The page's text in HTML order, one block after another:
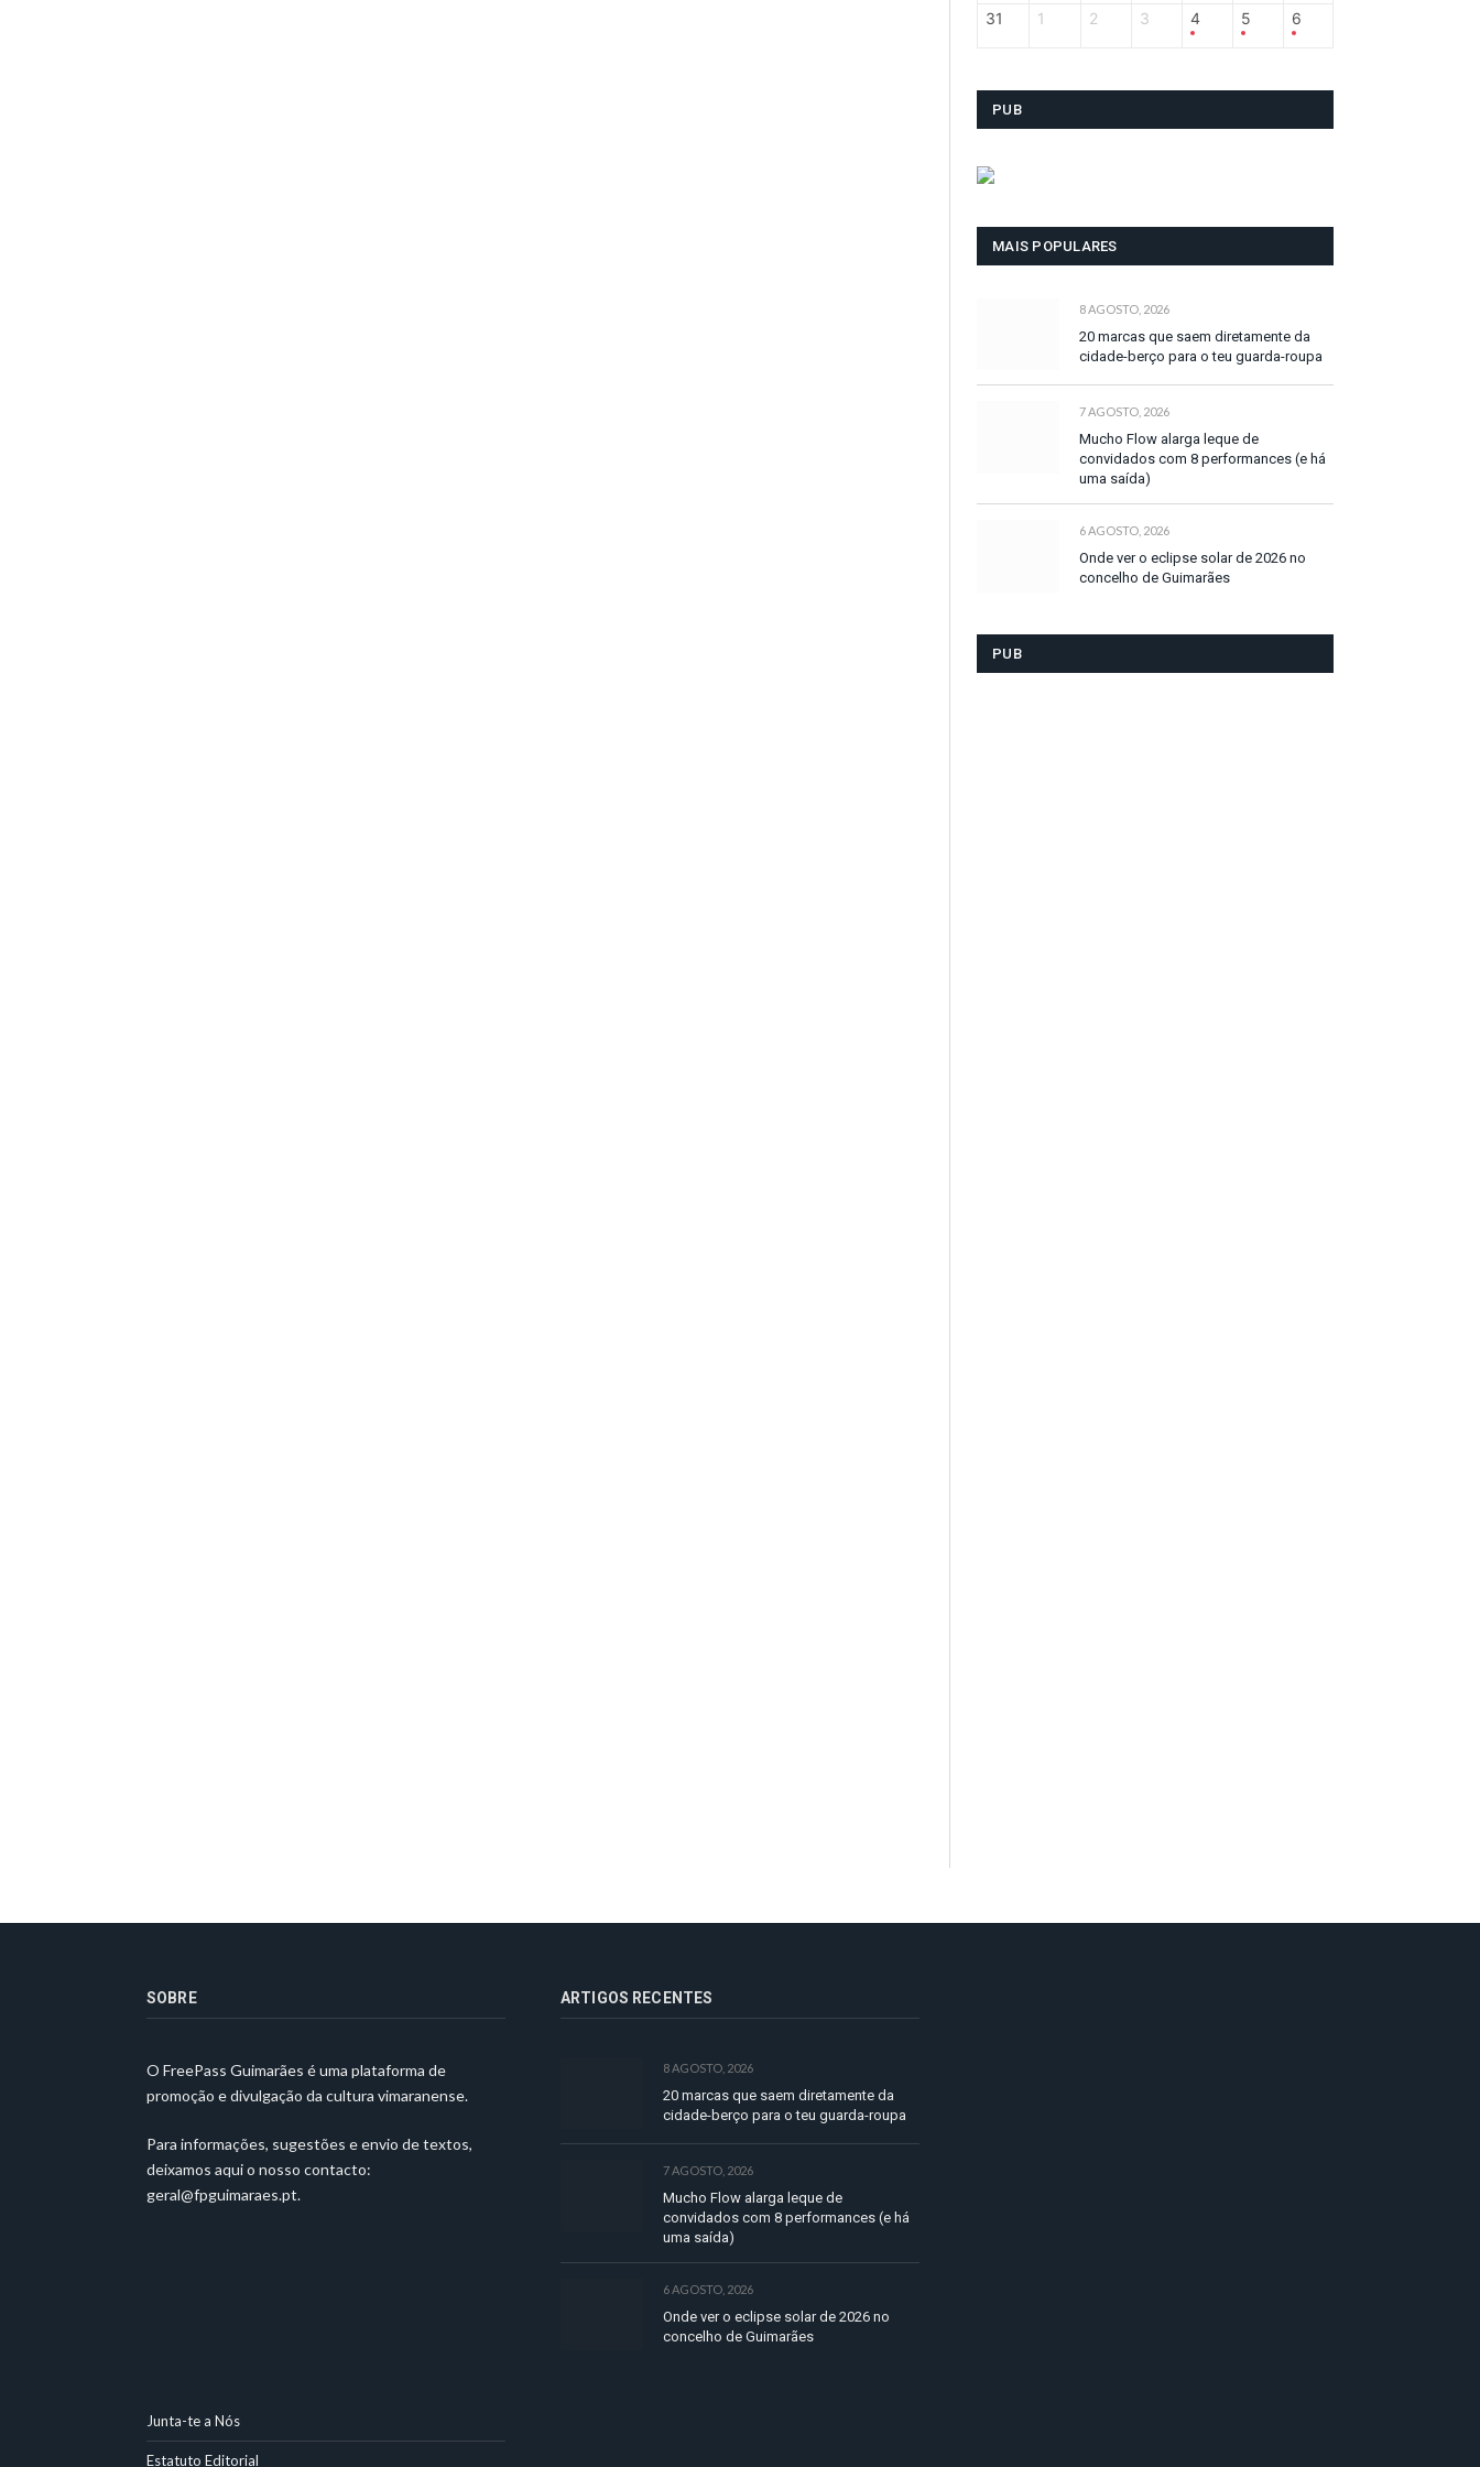
31 1 2 3 4 5 6
PUB
MAIS POPULARES
8 AGOSTO, 2026
20 marcas que saem diretamente da
cidade-berço para o teu guarda-roupa
7 AGOSTO, 2026
Mucho Flow alarga leque de
convidados com 8 performances (e há
uma saída)
6 AGOSTO, 2026
Onde ver o eclipse solar de 2026 no
concelho de Guimarães
PUB
SOBRE
O FreePass Guimarães é uma plataforma de
promoção e divulgação da cultura vimaranense.
Para informações, sugestões e envio de textos,
deixamos aqui o nosso contacto:
geral@fpguimaraes.pt.
ARTIGOS RECENTES
8 AGOSTO, 2026
20 marcas que saem diretamente da
cidade-berço para o teu guarda-roupa
7 AGOSTO, 2026
Mucho Flow alarga leque de
convidados com 8 performances (e há
uma saída)
6 AGOSTO, 2026
Onde ver o eclipse solar de 2026 no
concelho de Guimarães
Junta-te a Nós
Estatuto Editorial